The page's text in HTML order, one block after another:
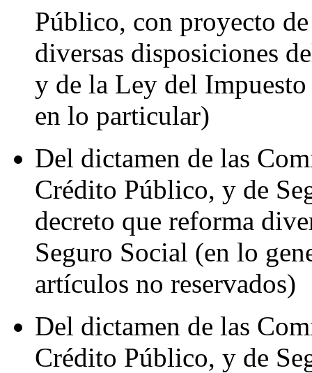
Público, con proyecto
diversas disposiciones
y de la Ley del
en lo particular)
Del dictamen de las
Crédito Público, y de
decreto que reforma
Seguro Social (en lo
artículos no reservados)
Del dictamen de las
Crédito Público, y de